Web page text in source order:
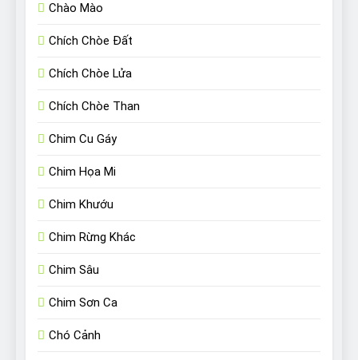
Chào Mào
Chích Chòe Đất
Chích Chòe Lửa
Chích Chòe Than
Chim Cu Gáy
Chim Họa Mi
Chim Khướu
Chim Rừng Khác
Chim Sâu
Chim Sơn Ca
Chó Cảnh